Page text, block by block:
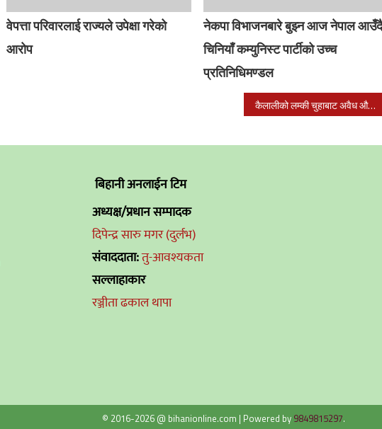
वेपत्ता परिवारलाई राज्यले उपेक्षा गरेको
आरोप
नेकपा विभाजनबारे बुझ्न आज नेपाल
चिनियाँ कम्युनिस्ट पार्टीको उच्च
प्रतिनिधिमण्डल
कैलालीको लम्की चुहाबाट अवैध औषधि बेचविखन गर्ने एक व्याक्ति पक्राउ
बिहानी अनलाईन टिम
अध्यक्ष/प्रधान सम्पादक
दिपेन्द्र सारु मगर (दुर्लभ)
संवाददाता:तु-आवश्यकता
सल्लाहाकार
रञ्जीता ढकाल थापा
© 2016-2026 @ bihanionline.com | Powered by 9849815297.